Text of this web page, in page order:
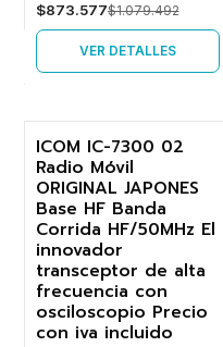
$873.577$1.079.492
VER DETALLES
-19%
ICOM IC-7300 02
Radio Móvil
ORIGINAL JAPONES
Base HF Banda
Corrida HF/50MHz El
innovador
transceptor de alta
frecuencia con
osciloscopio Precio
con iva incluido